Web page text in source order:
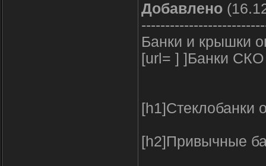
Добавлено
Банки и крышки
[url= ] ]Банки
[h1]Стеклобанки
[h2]Привычные